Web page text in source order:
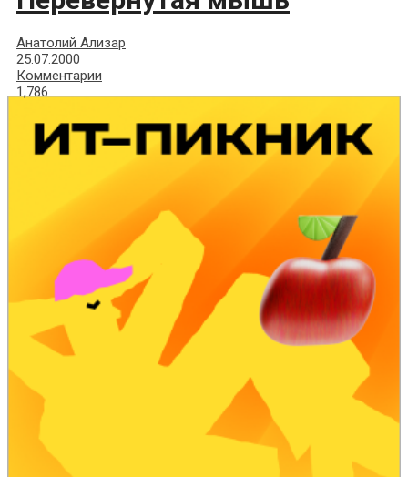
Анатолий Ализар
25.07.2000
Комментарии
1,786